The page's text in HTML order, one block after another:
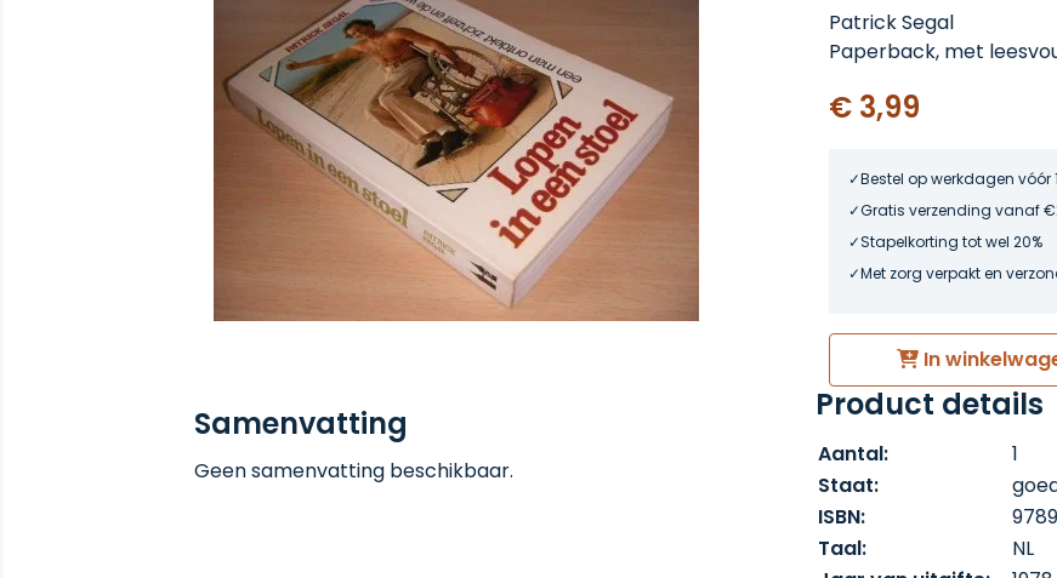
Patrick Segal
Paperback, met
€ 3,99
Bestel op werkdagen vóór
Gratis verzending vanaf
Stapelkorting tot wel 20%
Met zorg verpakt en
In
Samenvatting
Geen samenvatting beschikbaar.
Product details
Aantal:
1
Staat:
ISBN:
Taal:
NL